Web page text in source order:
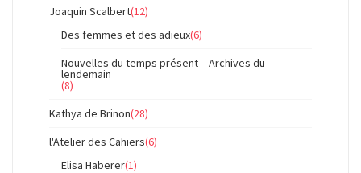
Joaquin Scalbert(12)
Des femmes et des adieux(6)
Nouvelles du temps présent – Archives du
lendemain
(8)
Kathya de Brinon(28)
l'Atelier des Cahiers(6)
Elisa Haberer(1)